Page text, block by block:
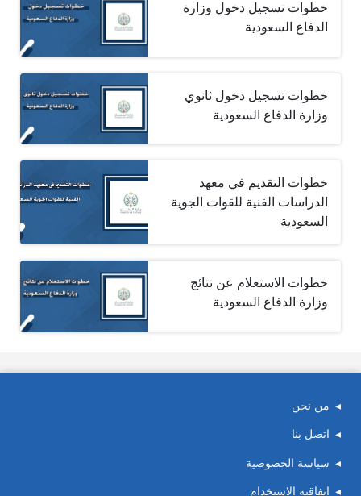
خطوات تسجيل دخول وزارة
الدفاع السعودية
خطوات تسجيل دخول ثانوي
وزارة الدفاع السعودية
خطوات التقديم في معهد
الدراسات الفنية للقوات الجوية
السعودية
خطوات الاستعلام عن نتائج
وزارة الدفاع السعودية
من نحن
اتصل بنا
سياسة الخصوصية
اتفاقية الاستخدام